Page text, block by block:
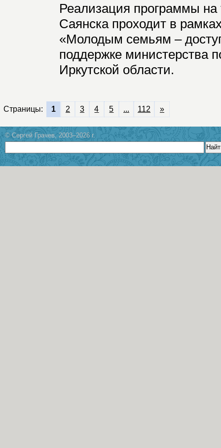
Реализация программы на
Саянска проходит в
«Молодым семьям –
поддержке министерства
Иркутской области.
Страницы: 1 2 3 4 5 ... 112 »
© Сергей Грачев, 2003–2026 г.